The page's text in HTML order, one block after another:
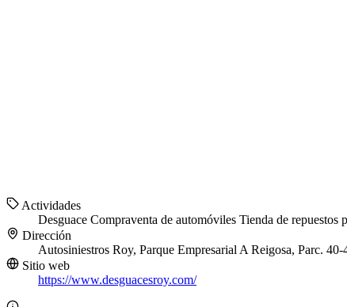
Actividades
Desguace Compraventa de automóviles Tienda de repuestos
Dirección
Autosiniestros Roy, Parque Empresarial A Reigosa, Parc.
Sitio web
https://www.desguacesroy.com/